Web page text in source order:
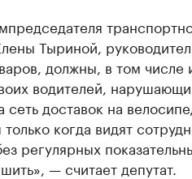
Тыриной,
должны, в том
водителей,
сеть доставок на
когда видят
регулярных
— считает депутат.